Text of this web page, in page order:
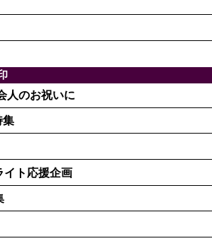
人のお祝いに
集
イト応援企画